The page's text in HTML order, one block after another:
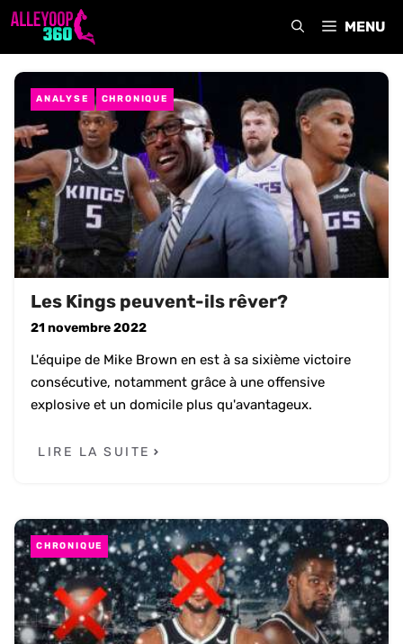
Aller
MENU
ANALYSE CHRONIQUE
Les Kings peuvent-ils rêver?
21 novembre 2022
L'équipe de Mike Brown en est à sa sixième victoire
consécutive, notamment grâce à une offensive
explosive et un domicile plus qu'avantageux.
LIRE LA SUITE
CHRONIQUE